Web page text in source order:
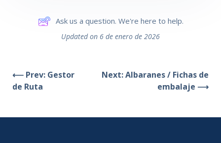
Ask us a question. We're here to help.
Updated on 6 de enero de 2026
⟵ Prev: Gestor
de Ruta
Next: Albaranes / Fichas de
embalaje ⟶